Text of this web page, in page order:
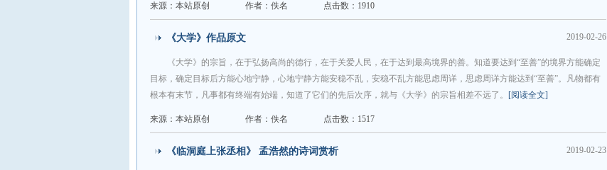
来源：本站原创 作者：佚名 点击数：1910
2019-02-26
《大学》作品原文
《大学》的宗旨，在于弘扬高尚的德行，在于关爱人民，在于达到最高境界的善。知道要达到“至善”的境界方能确定
目标，确定目标后方能心地宁静，心地宁静方能安稳不乱，安稳不乱方能思虑周详，思虑周详方能达到“至善”。凡物都有
根本有末节，凡事都有终端有始端，知道了它们的先后次序，就与《大学》的宗旨相差不远了。 [阅读全文]
来源：本站原创 作者：佚名 点击数：1517
2019-02-23
《临洞庭上张丞相》 孟浩然的诗词赏析